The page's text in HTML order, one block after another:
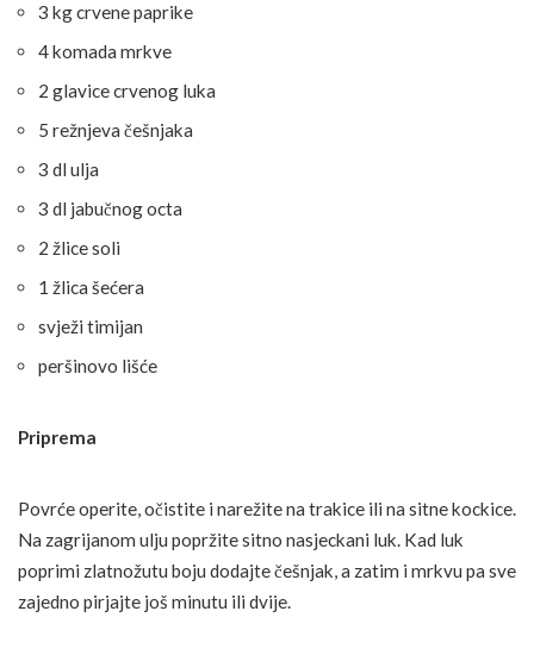
3 kg crvene paprike
4 komada mrkve
2 glavice crvenog luka
5 režnjeva češnjaka
3 dl ulja
3 dl jabučnog octa
2 žlice soli
1 žlica šećera
svježi timijan
peršinovo lišće
Priprema
Povrće operite, očistite i narežite na trakice ili na sitne kockice.
Na zagrijanom ulju popržite sitno nasjeckani luk. Kad luk
poprimi zlatnožutu boju dodajte češnjak, a zatim i mrkvu pa sve
zajedno pirjajte još minutu ili dvije.